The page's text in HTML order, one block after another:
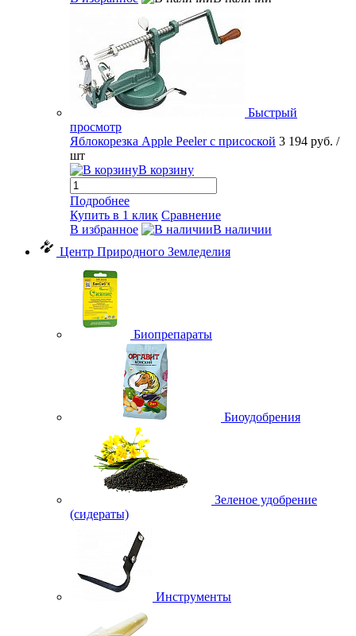
Быстрый
просмотр
Яблокорезка Apple Peeler с присоской 3 194 руб. /
шт
В корзину
Подробнее
Купить в 1 клик Сравнение
В избранное
В наличии
Центр Природного Земледелия
Биопрепараты
Биоудобрения
Зеленое удобрение
(сидераты)
Инструменты